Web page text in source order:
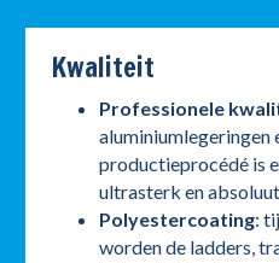
Kwaliteit
Professionele
aluminiumlegeringen
productieprocédé is
ultrasterk en
Polyestercoating:
worden de ladders,